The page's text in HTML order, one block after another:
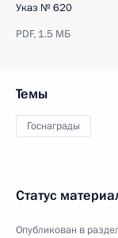
Указ № 620
PDF, 1.5 МБ
Темы
Госнаграды
Статус
Опубликован в